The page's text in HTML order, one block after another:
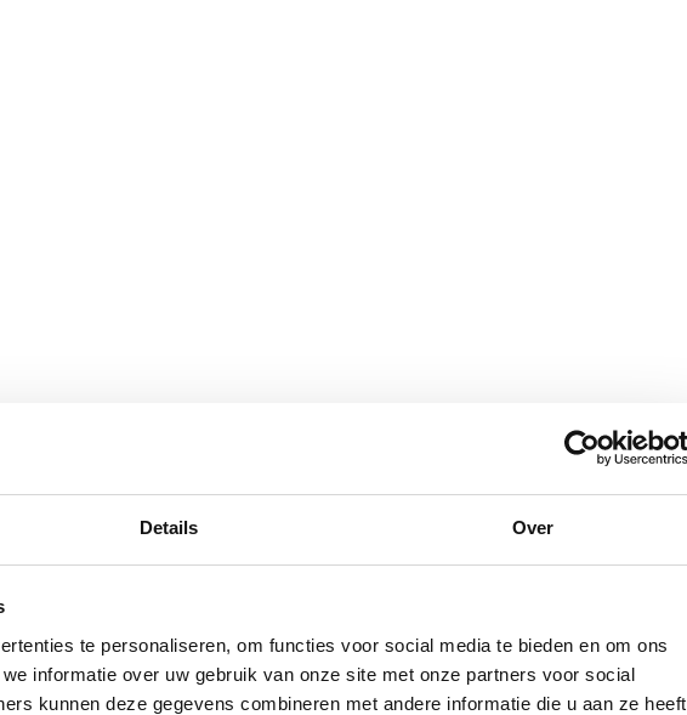
Details Over
te personaliseren, om functies voor social media te bieden en om ons
informatie over uw gebruik van onze site met onze partners voor social
kunnen deze gegevens combineren met andere informatie die u aan ze heeft